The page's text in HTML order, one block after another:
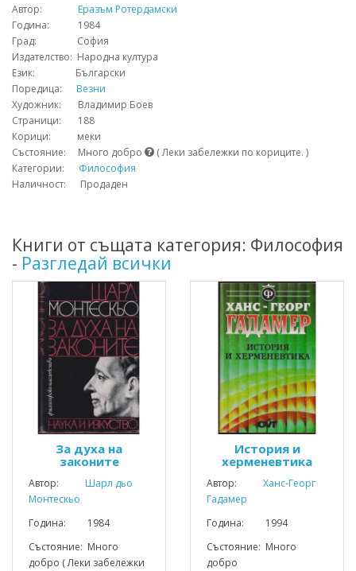
Автор:
Еразъм Ротердамски
Година: 1984
Град: София
Издателство: Народна култура
Език: Български
Поредица:
Везни
Художник: Владимир Боев
Страници: 188
Корици: меки
Състояние: Много добро
( Леки забележки по кориците. )
Категории: Философия
Наличност: Продаден
Книги от същата категория: Философия
- Разгледай всички
За духа на
законите
Автор:
Шарл дьо
Монтескьо
Година: 1984
Състояние: Много
добро ( Леки забележки
История и
херменевтика
Автор:
Ханс-Георг
Гадамер
Година: 1994
Състояние: Много
добро